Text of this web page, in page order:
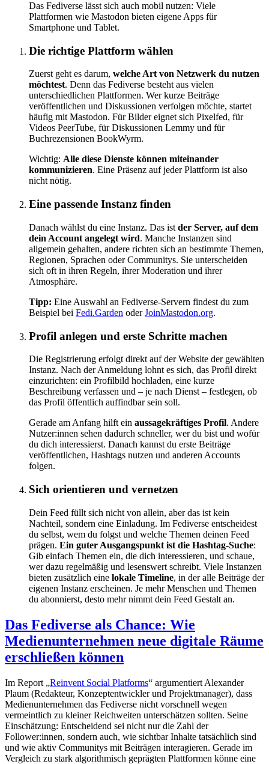
Das Fediverse lässt sich auch mobil nutzen: Viele
Plattformen wie Mastodon bieten eigene Apps für
Smartphone und Tablet.
Die richtige Plattform wählen
Zuerst geht es darum, welche Art von Netzwerk du nutzen
möchtest. Denn das Fediverse besteht aus vielen
unterschiedlichen Plattformen. Wer kurze Beiträge
veröffentlichen und Diskussionen verfolgen möchte, startet
häufig mit Mastodon. Für Bilder eignet sich Pixelfed, für
Videos PeerTube, für Diskussionen Lemmy und für
Buchrezensionen BookWyrm.
Wichtig: Alle diese Dienste können miteinander
kommunizieren. Eine Präsenz auf jeder Plattform ist also
nicht nötig.
Eine passende Instanz finden
Danach wählst du eine Instanz. Das ist der Server, auf dem
dein Account angelegt wird. Manche Instanzen sind
allgemein gehalten, andere richten sich an bestimmte Themen,
Regionen, Sprachen oder Communitys. Sie unterscheiden
sich oft in ihren Regeln, ihrer Moderation und ihrer
Atmosphäre.
Tipp: Eine Auswahl an Fediverse-Servern findest du zum
Beispiel bei Fedi.Garden oderJoinMastodon.org.
Profil anlegen und erste Schritte machen
Die Registrierung erfolgt direkt auf der Website der gewählten
Instanz. Nach der Anmeldung lohnt es sich, das Profil direkt
einzurichten: ein Profilbild hochladen, eine kurze
Beschreibung verfassen und – je nach Dienst – festlegen, ob
das Profil öffentlich auffindbar sein soll.
Gerade am Anfang hilft ein aussagekräftiges Profil. Andere
Nutzer:innen sehen dadurch schneller, wer du bist und wofür
du dich interessierst. Danach kannst du erste Beiträge
veröffentlichen, Hashtags nutzen und anderen Accounts
folgen.
Sich orientieren und vernetzen
Dein Feed füllt sich nicht von allein, aber das ist kein
Nachteil, sondern eine Einladung. Im Fediverse entscheidest
du selbst, wem du folgst und welche Themen deinen Feed
prägen. Ein guter Ausgangspunkt ist die Hashtag-Suche:
Gib einfach Themen ein, die dich interessieren, und schaue,
wer dazu regelmäßig und lesenswert schreibt. Viele Instanzen
bieten zusätzlich eine lokale Timeline, in der alle Beiträge der
eigenen Instanz erscheinen. Je mehr Menschen und Themen
du abonnierst, desto mehr nimmt dein Feed Gestalt an.
Das Fediverse als Chance: Wie
Medienunternehmen neue digitale Räume
erschließen können
Im Report „Reinvent Social Platforms“ argumentiert Alexander
Plaum (Redakteur, Konzeptentwickler und Projektmanager), dass
Medienunternehmen das Fediverse nicht vorschnell wegen
vermeintlich zu kleiner Reichweiten unterschätzen sollten. Seine
Einschätzung: Entscheidend sei nicht nur die Zahl der
Follower:innen, sondern auch, wie sichtbar Inhalte tatsächlich sind
und wie aktiv Communitys mit Beiträgen interagieren. Gerade im
Vergleich zu stark algorithmisch geprägten Plattformen könne eine